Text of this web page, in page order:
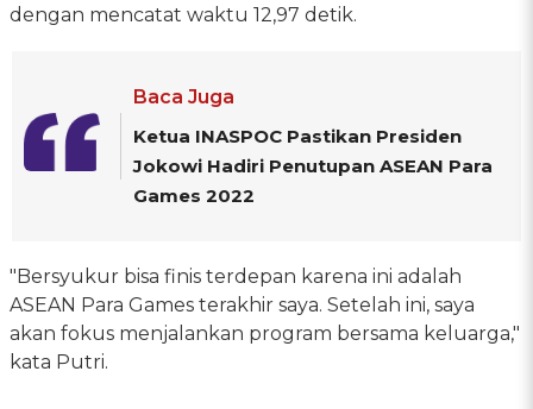
dengan mencatat waktu 12,97 detik.
Baca Juga
Ketua INASPOC Pastikan Presiden
Jokowi Hadiri Penutupan ASEAN Para
Games 2022
"Bersyukur bisa finis terdepan karena ini adalah
ASEAN Para Games terakhir saya. Setelah ini, saya
akan fokus menjalankan program bersama keluarga,"
kata Putri.